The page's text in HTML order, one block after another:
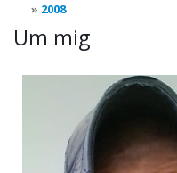
2008
Um mig